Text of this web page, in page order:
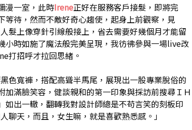
漫一室，此時Irene正好在服務客戶接髮，即將完
等待，然而不敵好奇心趨使，起身上前觀察，見
髮上像穿針引線般接上，省去需要好幾個月才能留
小時如施了魔法般完美呈現，我彷彿參與一場live改
打招呼才拉回思緒。
色寬褲，搭配高聳半馬尾，展現出一股專業脫俗的
滿臉笑容，健談親和的第一印象與採訪前搜尋ＩＨ
如出一轍，翻轉我對設計師總是不苟言笑的刻板印
聊天，而且，女生嘛，就是喜歡熟悉感。」